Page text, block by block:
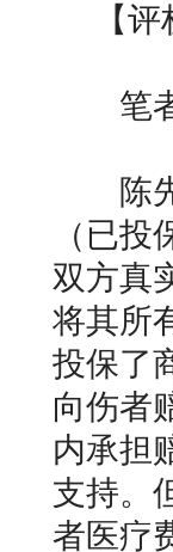
【评
笔者
陈先
（已
双方真
将其所
投保了
向伤者
内承担
支持。
者医疗